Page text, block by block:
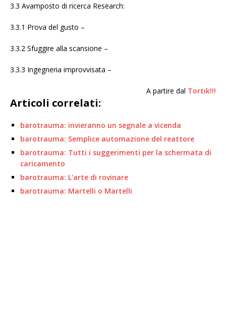
3.3 Avamposto di ricerca Research:
3.3.1 Prova del gusto –
3.3.2 Sfuggire alla scansione –
3.3.3 Ingegneria improvvisata –
A partire dal Tortik!!!
Articoli correlati:
barotrauma: invieranno un segnale a vicenda
barotrauma: Semplice automazione del reattore
barotrauma: Tutti i suggerimenti per la schermata di
caricamento
barotrauma: L'arte di rovinare
barotrauma: Martelli o Martelli